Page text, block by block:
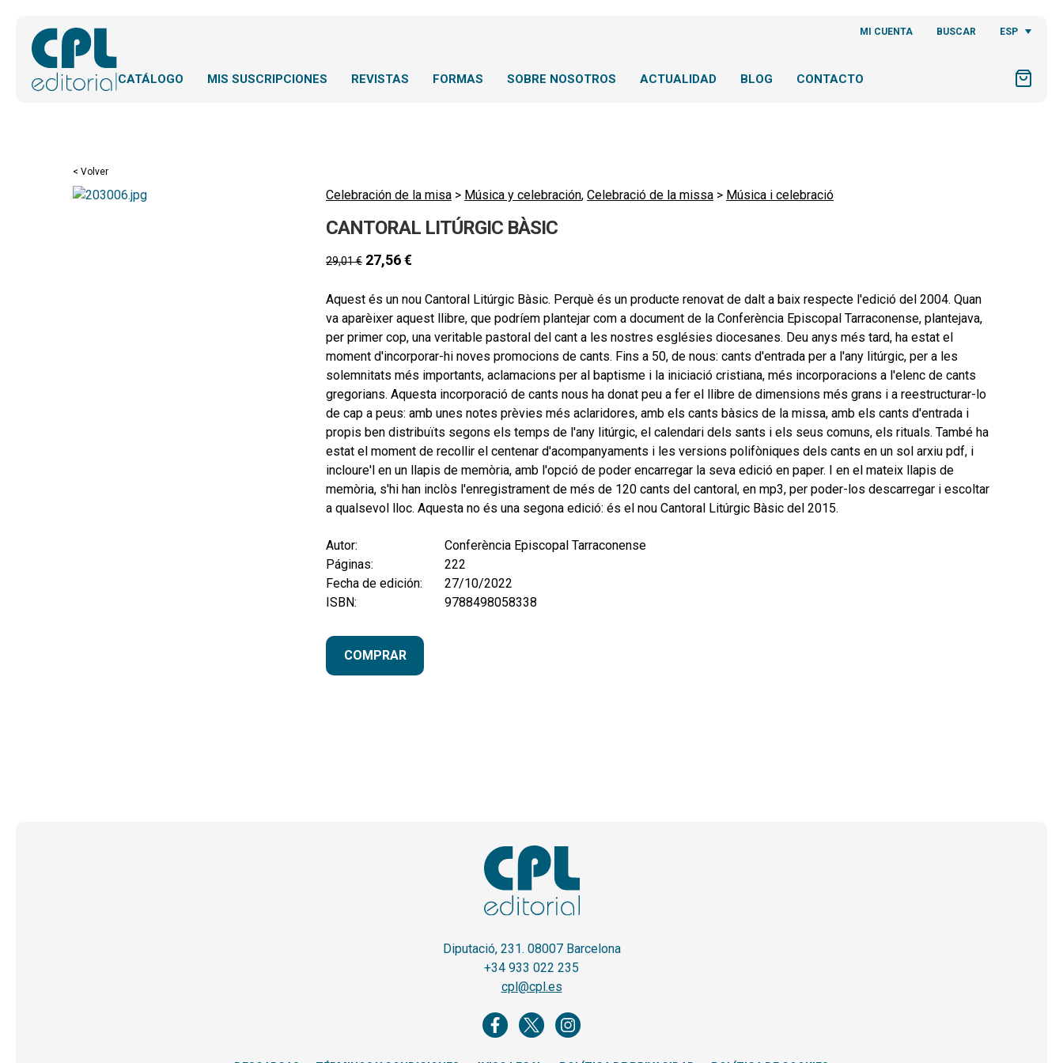
MI CUENTA BUSCAR ESP
CATÁLOGO MIS SUSCRIPCIONES REVISTAS FORMAS SOBRE NOSOTROS ACTUALIDAD BLOG CONTACTO
< Volver
Celebración de la misa > Música y celebración, Celebració de la missa > Música i celebració
CANTORAL LITÚRGIC BÀSIC
29,01€ 27,56€
Aquest és un nou Cantoral Litúrgic Bàsic. Perquè és un producte renovat de dalt a baix respecte l'edició del 2004. Quan
va aparèixer aquest llibre, que podríem plantejar com a document de la Conferència Episcopal Tarraconense, plantejava,
per primer cop, una veritable pastoral del cant a les nostres esglésies diocesanes. Deu anys més tard, ha estat el
moment d'incorporar-hi noves promocions de cants. Fins a 50, de nous: cants d'entrada per a l'any litúrgic, per a les
solemnitats més importants, aclamacions per al baptisme i la iniciació cristiana, més incorporacions a l'elenc de cants
gregorians. Aquesta incorporació de cants nous ha donat peu a fer el llibre de dimensions més grans i a reestructurar-lo
de cap a peus: amb unes notes prèvies més aclaridores, amb els cants bàsics de la missa, amb els cants d'entrada i
propis ben distribuïts segons els temps de l'any litúrgic, el calendari dels sants i els seus comuns, els rituals. També ha
estat el moment de recollir el centenar d'acompanyaments i les versions polifòniques dels cants en un sol arxiu pdf, i
incloure'l en un llapis de memòria, amb l'opció de poder encarregar la seva edició en paper. I en el mateix llapis de
memòria, s'hi han inclòs l'enregistrament de més de 120 cants del cantoral, en mp3, per poder-los descarregar i escoltar
a qualsevol lloc. Aquesta no és una segona edició: és el nou Cantoral Litúrgic Bàsic del 2015.
Autor:
Conferència Episcopal Tarraconense
Páginas:
222
Fecha de edición:
27/10/2022
ISBN:
9788498058338
COMPRAR
Diputació, 231. 08007 Barcelona
+34 933 022 235
cpl@cpl.es